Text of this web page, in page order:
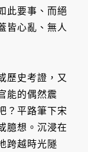
此要事、而絕
皆心亂、無人
歷史考證，又
能的偶然震
？平路筆下宋
臆想。沉浸在
跨越時光隧